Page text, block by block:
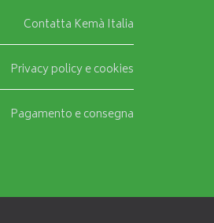
Contatta Kemà Italia
Privacy policy e cookies
Pagamento e consegna